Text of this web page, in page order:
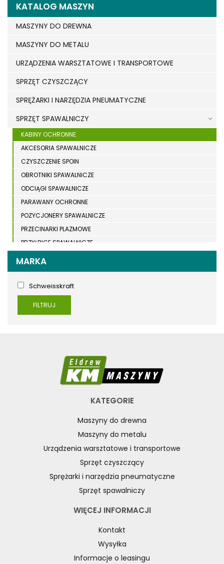
KATALOG MASZYN
MASZYNY DO DREWNA
MASZYNY DO METALU
URZĄDZENIA WARSZTATOWE I TRANSPORTOWE
SPRZĘT CZYSZCZĄCY
SPRĘŻARKI I NARZĘDZIA PNEUMATYCZNE
SPRZĘT SPAWALNICZY
KABINY OCHRONNE
AKCESORIA SPAWALNICZE
CZYSZCZENIE SPOIN
OBROTNIKI SPAWALNICZE
ODCIĄGI SPAWALNICZE
PARAWANY OCHRONNE
POZYCJONERY SPAWALNICZE
PRZECINARKI PLAZMOWE
PRZYŁBICE SPAWALNICZE
STOŁY SZLIFIERSKIE
SZLIFIERKI DO ELEKTROD
UCHWYTY DO OBROTNIKÓW
KOSZT DOSTAWY
MARKA
Schweisskraft
FILTRUJ
KATEGORIE
Maszyny do drewna
Maszyny do metalu
Urządzenia warsztatowe i transportowe
Sprzęt czyszczący
Sprężarki i narzędzia pneumatyczne
Sprzęt spawalniczy
WIĘCEJ INFORMACJI
Kontakt
Wysyłka
Informacje o leasingu